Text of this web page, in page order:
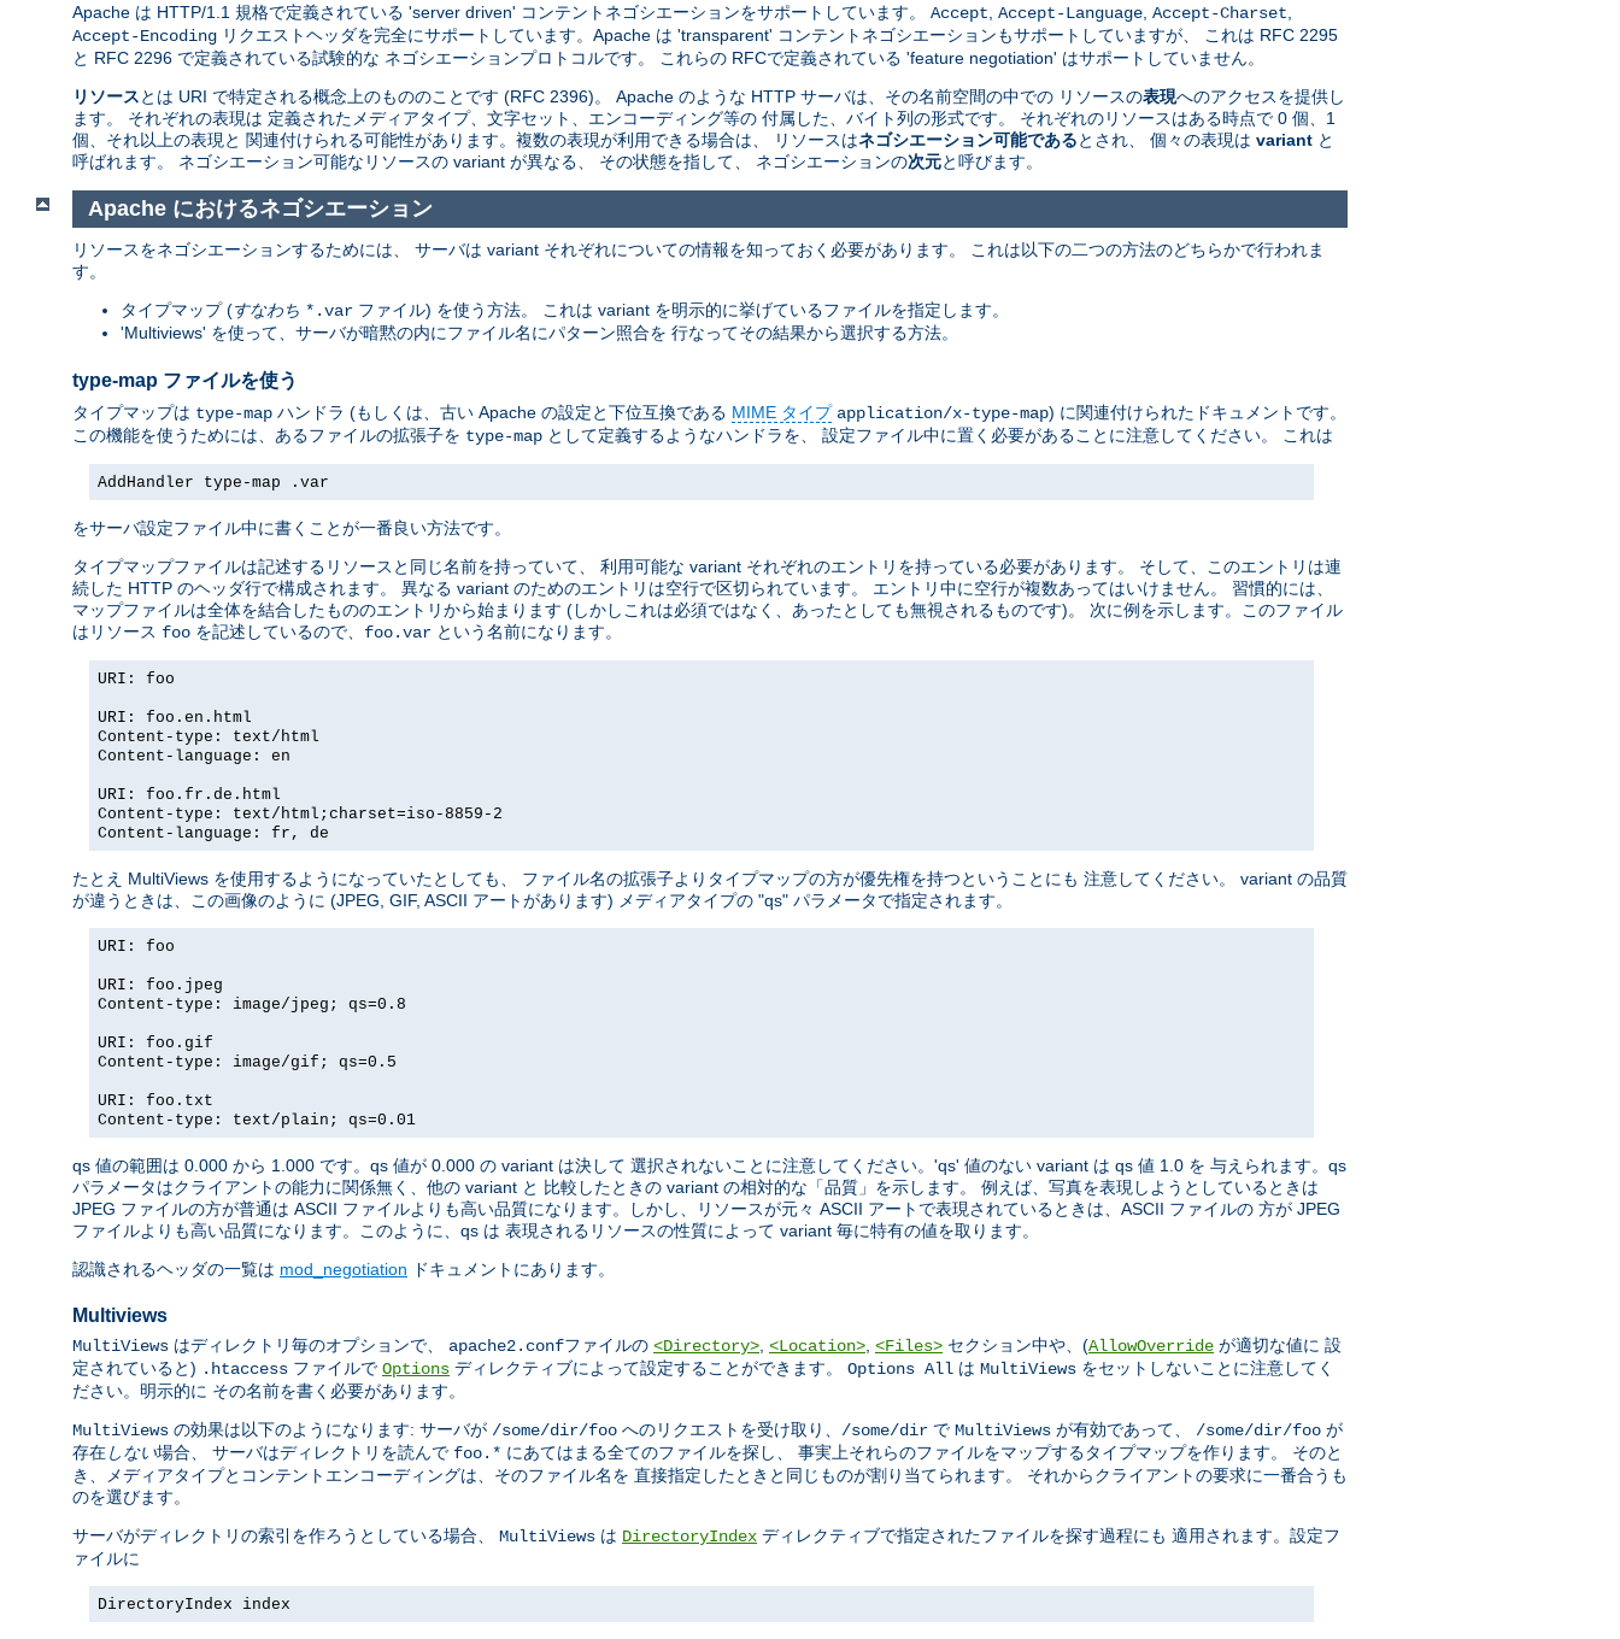
Apache は HTTP/1.1 規格で定義されている 'server driven' コンテントネゴシエーションをサポートしています。 Accept Accept-Language Accept-Charset
Accept-Encoding リクエストヘッダを完全にサポートしています。Apache は 'transparent' コンテントネゴシエーションもサポートしていますが、 これは RFC 2295
と RFC 2296 で定義されている試験的な ネゴシエーションプロトコルです。 これらの RFCで定義されている 'feature negotiation' はサポートしていません。
リソースとは URI で特定される概念上のもののことです (RFC 2396)。 Apache のような HTTP サーバは、その名前空間の中での リソースの表現へのアクセスを提供し
ます。 それぞれの表現は 定義されたメディアタイプ、文字セット、エンコーディング等の 付属した、バイト列の形式です。 それぞれのリソースはある時点で 0 個、1
個、それ以上の表現と 関連付けられる可能性があります。複数の表現が利用できる場合は、 リソースはネゴシエーション可能であるとされ、 個々の表現は variant と
呼ばれます。 ネゴシエーション可能なリソースの variant が異なる、 その状態を指して、 ネゴシエーションの次元と呼びます。
Apache におけるネゴシエーション
リソースをネゴシエーションするためには、 サーバは variant それぞれについての情報を知っておく必要があります。 これは以下の二つの方法のどちらかで行われま
す。
タイプマップ (すなわち *.var ファイル) を使う方法。 これは variant を明示的に挙げているファイルを指定します。
'Multiviews' を使って、サーバが暗黙の内にファイル名にパターン照合を 行なってその結果から選択する方法。
type-map ファイルを使う
タイプマップは type-map ハンドラ (もしくは、古い Apache の設定と下位互換である MIME タイプ application/x-type-map) に関連付けられたドキュメントです。
この機能を使うためには、あるファイルの拡張子を type-map として定義するようなハンドラを、 設定ファイル中に置く必要があることに注意してください。 これは
AddHandler type-map .var
をサーバ設定ファイル中に書くことが一番良い方法です。
タイプマップファイルは記述するリソースと同じ名前を持っていて、 利用可能な variant それぞれのエントリを持っている必要があります。 そして、このエントリは連
続した HTTP のヘッダ行で構成されます。 異なる variant のためのエントリは空行で区切られています。 エントリ中に空行が複数あってはいけません。 習慣的には、
マップファイルは全体を結合したもののエントリから始まります (しかしこれは必須ではなく、あったとしても無視されるものです)。 次に例を示します。このファイル
はリソース foo を記述しているので、 foo.var という名前になります。
URI: foo
URI: foo.en.html
Content-type: text/html
Content-language: en
URI: foo.fr.de.html
Content-type: text/html;charset=iso-8859-2
Content-language: fr, de
たとえ MultiViews を使用するようになっていたとしても、 ファイル名の拡張子よりタイプマップの方が優先権を持つということにも 注意してください。 variant の品質
が違うときは、この画像のように (JPEG, GIF, ASCII アートがあります) メディアタイプの "qs" パラメータで指定されます。
URI: foo
URI: foo.jpeg
Content-type: image/jpeg; qs=0.8
URI: foo.gif
Content-type: image/gif; qs=0.5
URI: foo.txt
Content-type: text/plain; qs=0.01
qs 値の範囲は 0.000 から 1.000 です。qs 値が 0.000 の variant は決して 選択されないことに注意してください。'qs' 値のない variant は qs 値 1.0 を 与えられます。qs
パラメータはクライアントの能力に関係無く、他の variant と 比較したときの variant の相対的な「品質」を示します。 例えば、写真を表現しようとしているときは
JPEG ファイルの方が普通は ASCII ファイルよりも高い品質になります。しかし、リソースが元々 ASCII アートで表現されているときは、ASCII ファイルの 方が JPEG
ファイルよりも高い品質になります。このように、qs は 表現されるリソースの性質によって variant 毎に特有の値を取ります。
認識されるヘッダの一覧は mod_negotiation ドキュメントにあります。
Multiviews
MultiViews はディレクトリ毎のオプションで、 apache2.confファイルの <Directory>, <Location>, <Files> セクション中や、(AllowOverride が適切な値に 設
定されていると) .htaccess ファイルで Options ディレクティブによって設定することができます。 Options All は MultiViews をセットしないことに注意してく
ださい。明示的に その名前を書く必要があります。
MultiViews の効果は以下のようになります: サーバが /some/dir/foo へのリクエストを受け取り、 /some/dir で MultiViews が有効であって、 /some/dir/foo が
存在しない場合、 サーバはディレクトリを読んで foo.* にあてはまる全てのファイルを探し、 事実上それらのファイルをマップするタイプマップを作ります。 そのと
き、メディアタイプとコンテントエンコーディングは、そのファイル名を 直接指定したときと同じものが割り当てられます。 それからクライアントの要求に一番合うも
のを選びます。
サーバがディレクトリの索引を作ろうとしている場合、 MultiViews は DirectoryIndex ディレクティブで指定されたファイルを探す過程にも 適用されます。設定フ
ァイルに
DirectoryIndex index